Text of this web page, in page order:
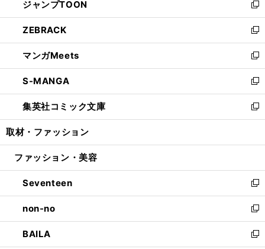
く
で
開
く
ド
ウ
で
開
く
ィ
ン
ド
ウ
で
開
く
い
ウ
ィ
ン
ド
ウ
で
開
く
ジャンプTOON
新
し
い
ウ
ィ
ン
ド
ウ
で
開
ZEBRACK
新
し
い
ウ
ィ
ン
ド
ウ
開
マンガMeets
新
し
い
ウ
ィ
ン
ウ
開
く
S-MANGA
新
し
い
ウ
ン
ウ
で
開
く
集英社コミック文庫
新
し
ウ
ン
ド
ウ
で
開
く
取材・ファッション
ファッション・美容
Seventeen
新
し
い
ウ
ィ
non-no
新
し
い
BAILA
新